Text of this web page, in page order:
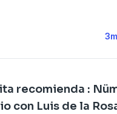
ad choices. Visit
recomienda :
con Luis de la